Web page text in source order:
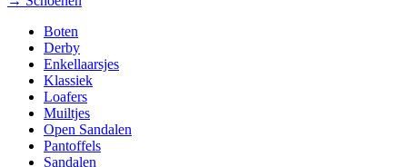
Boten
Derby
Enkellaarsjes
Klassiek
Loafers
Muiltjes
Open Sandalen
Pantoffels
Sandalen